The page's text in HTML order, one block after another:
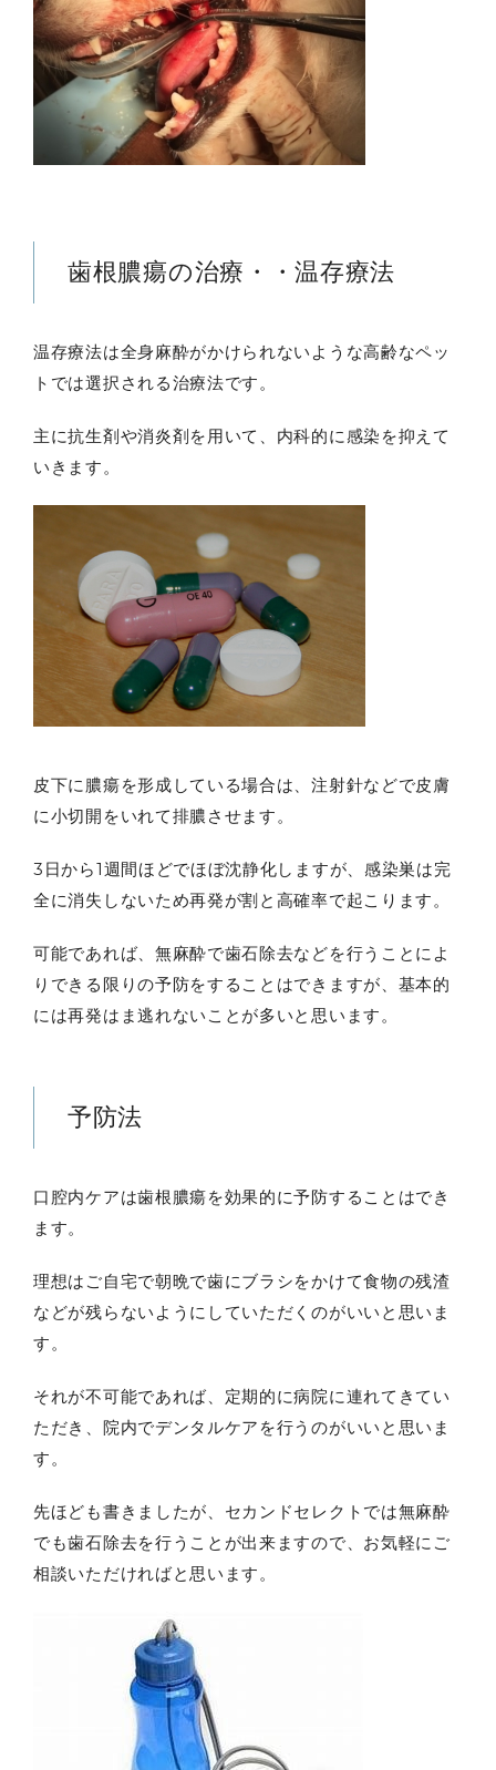
歯根膿瘍の治療・・温存療法
温存療法は全身麻酔がかけられないような高齢なペッ
トでは選択される治療法です。
主に抗生剤や消炎剤を用いて、内科的に感染を抑えて
いきます。
皮下に膿瘍を形成している場合は、注射針などで皮膚
に小切開をいれて排膿させます。
3日から1週間ほどでほぼ沈静化しますが、感染巣は完
全に消失しないため再発が割と高確率で起こります。
可能であれば、無麻酔で歯石除去などを行うことによ
りできる限りの予防をすることはできますが、基本的
には再発はま逃れないことが多いと思います。
予防法
口腔内ケアは歯根膿瘍を効果的に予防することはでき
ます。
理想はご自宅で朝晩で歯にブラシをかけて食物の残渣
などが残らないようにしていただくのがいいと思いま
す。
それが不可能であれば、定期的に病院に連れてきてい
ただき、院内でデンタルケアを行うのがいいと思いま
す。
先ほども書きましたが、セカンドセレクトでは無麻酔
でも歯石除去を行うことが出来ますので、お気軽にご
相談いただければと思います。